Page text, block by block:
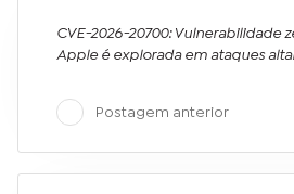
CVE-2026-20700: Vulnerabilidade
Apple é explorada em ataques
Postagem anterior